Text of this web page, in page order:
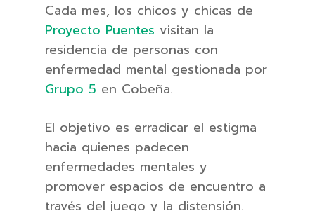
Cada mes, los chicos y chicas de
Proyecto Puentes visitan la
residencia de personas con
enfermedad mental gestionada por
Grupo 5 en Cobeña.
El objetivo es erradicar el estigma
hacia quienes padecen
enfermedades mentales y
promover espacios de encuentro a
través del juego y la distensión.